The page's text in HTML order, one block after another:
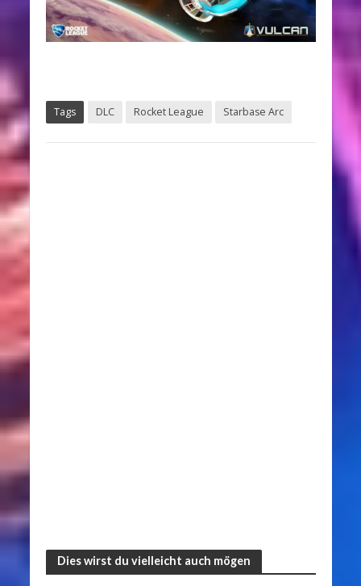
Tags DLC Rocket League Starbase Arc
Dies wirst du vielleicht auch mögen